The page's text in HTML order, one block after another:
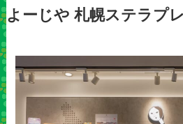
よーじや 札幌ステラプ